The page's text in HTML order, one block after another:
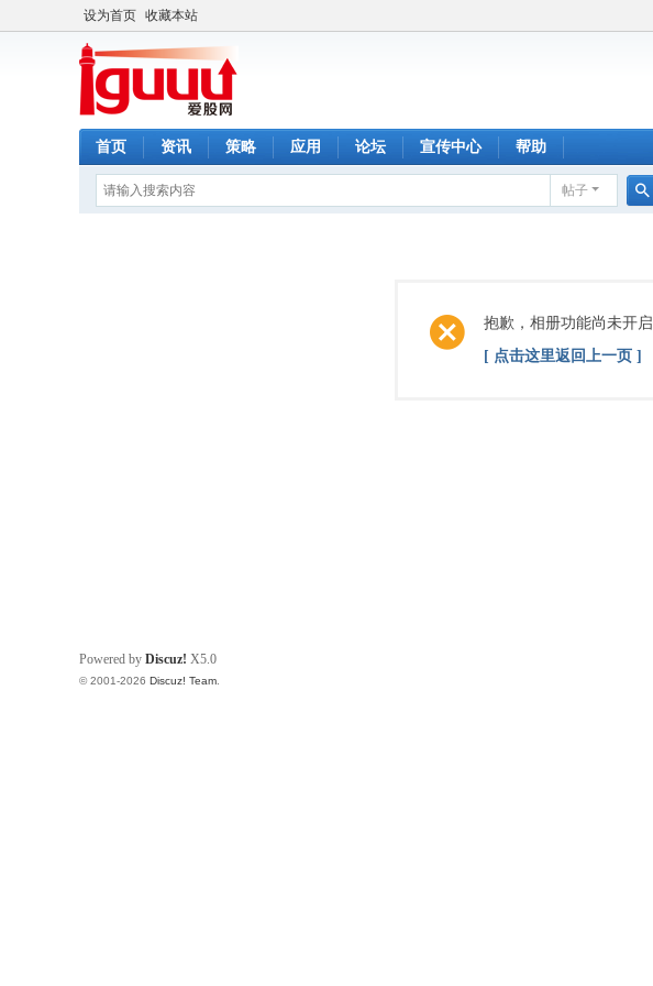
设为首页 收藏本站
首页 资讯 策略 应用 论坛 宣传中心 帮助
帖子
抱歉，相册功能尚未开启
[ 点击这里返回上一页 ]
Powered by Discuz! X5.0
© 2001-2026 Discuz! Team